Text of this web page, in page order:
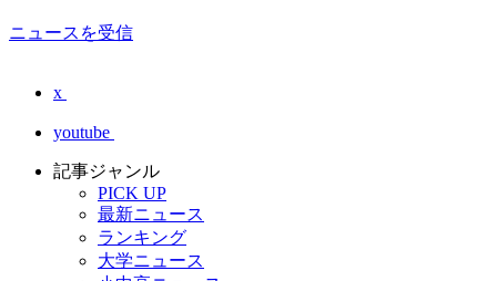
ニュースを受信
x
youtube
記事ジャンル
PICK UP
最新ニュース
ランキング
大学ニュース